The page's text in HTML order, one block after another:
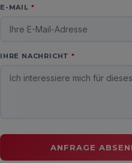
E-MAIL *
IHRE NACHRICHT*